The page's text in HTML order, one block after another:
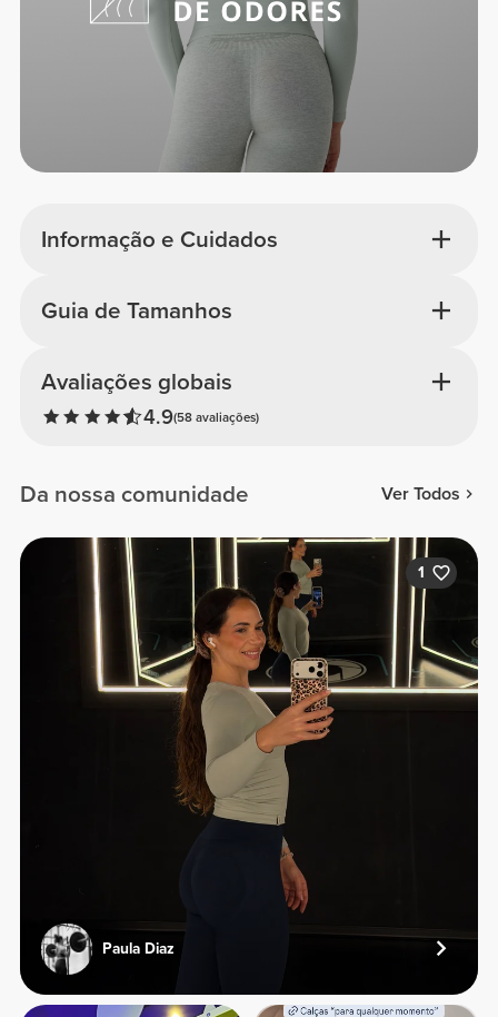
Informação e Cuidados
Avaliações globais
4.9(58 avaliações)
Guia de Tamanhos
Da nossa comunidade Ver Todos
1
Paula Diaz